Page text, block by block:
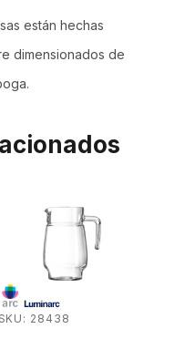
están hechas
dimensionados de
SKU: 28438